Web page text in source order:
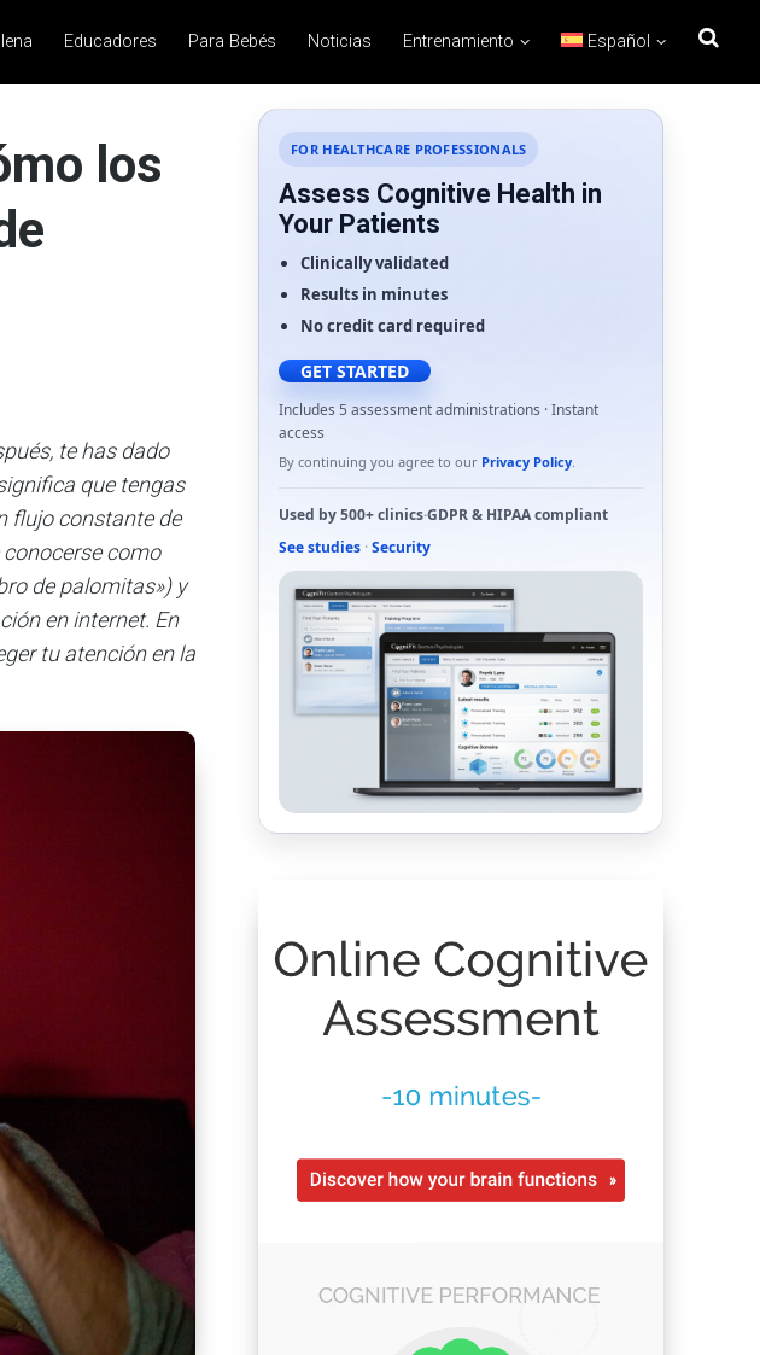
Educadores Para Bebés Noticias Entrenamiento Español
los
te has dado
que tengas
flujo constante de
como
de palomitas») y
en internet. En
tu atención en la
FOR HEALTHCARE PROFESSIONALS
Assess Cognitive Health in
Your Patients
Clinically validated
Results in minutes
No credit card required
GET STARTED
Includes 5 assessment administrations · Instant
access
By continuing you agree to our Privacy Policy.
Used by500+ clinics·GDPR& HIPAAcompliant
See studies · Security